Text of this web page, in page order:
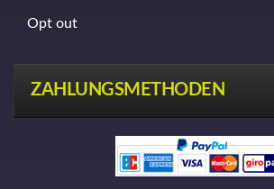
Opt out
ZAHLUNGSMETHODEN